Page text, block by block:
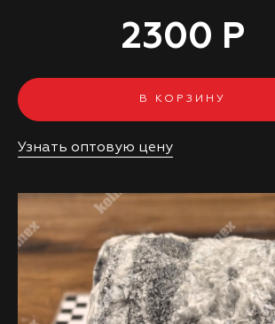
2300 Р
В КОРЗИНУ
Узнать оптовую цену